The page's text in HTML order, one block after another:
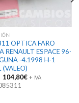
OPTICA FARO
RENAULT ESPACE 96-
-4.1998 H-1
(VALEO)
El
precio
original
104,80€El+ IVA